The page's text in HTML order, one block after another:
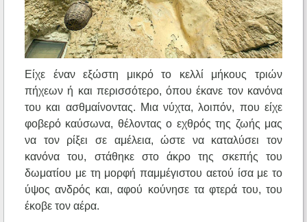
Είχε έναν εξώστη μικρό το κελλί μήκους τριών
πήχεων ή και περισσότερο, όπου έκανε τον κανόνα
του και ασθμαίνοντας. Μια νύχτα, λοιπόν, που είχε
φοβερό καύσωνα, θέλοντας ο εχθρός της ζωής μας
να τον ρίξει σε αμέλεια, ώστε να καταλύσει τον
κανόνα του, στάθηκε στο άκρο της σκεπής του
δωματίου με τη μορφή παμμέγιστου αετού ίσα με το
ύψος ανδρός και, αφού κούνησε τα φτερά του, του
έκοβε τον αέρα.